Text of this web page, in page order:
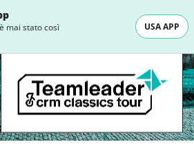
mai stato così
USA APP